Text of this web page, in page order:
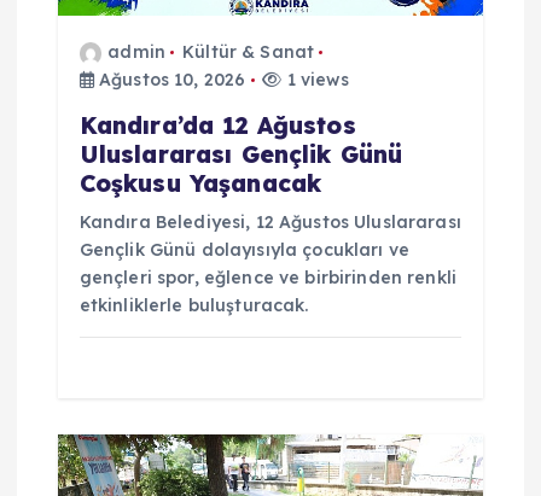
admin
Kültür & Sanat
Ağustos 10, 2026
1 views
Kandıra’da 12 Ağustos
Uluslararası Gençlik Günü
Coşkusu Yaşanacak
Kandıra Belediyesi, 12 Ağustos Uluslararası
Gençlik Günü dolayısıyla çocukları ve
gençleri spor, eğlence ve birbirinden renkli
etkinliklerle buluşturacak.